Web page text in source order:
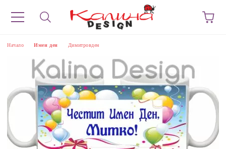
Начало Имен ден Димитровден